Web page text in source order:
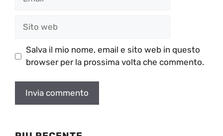
Salva il mio nome, email e sito web in questo
browser per la prossima volta che commento.